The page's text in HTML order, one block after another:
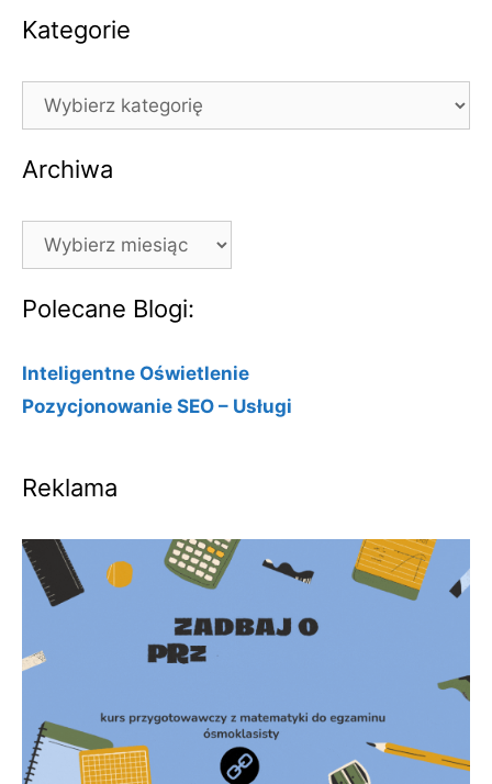
Kategorie
Kategorie
Archiwa
Archiwa
Polecane Blogi:
Inteligentne Oświetlenie
Pozycjonowanie SEO – Usługi
Reklama